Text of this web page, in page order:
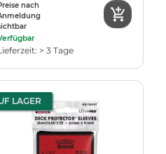
nach
> 3 Tage
LAGER